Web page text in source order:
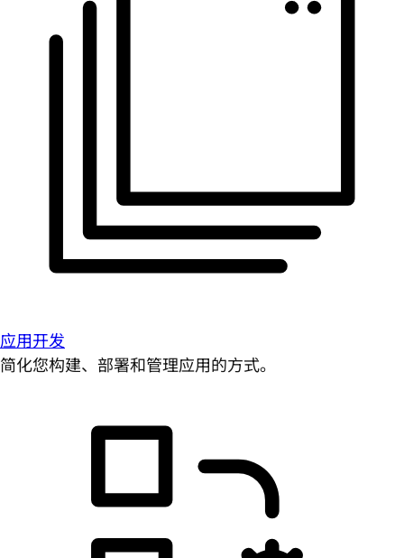
应用开发
简化您构建、部署和管理应用的方式。